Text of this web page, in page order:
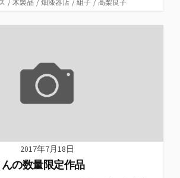
/ 木製品 / 畑漆器店 / 組子 / 高梨良子
2017年7月18日
の数量限定作品